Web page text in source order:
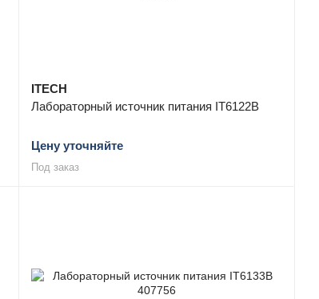
ITECH
Лабораторный источник питания IT6122B
Цену уточняйте
Под заказ